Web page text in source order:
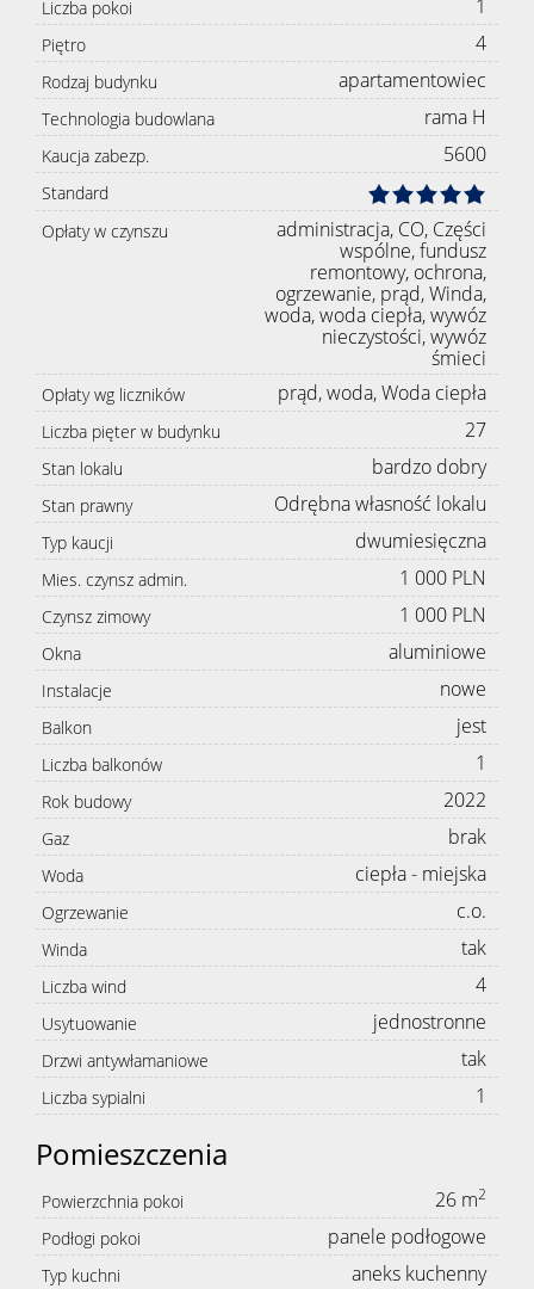
Liczba pokoi 1
Piętro 4
Rodzaj budynku apartamentowiec
Technologia budowlana rama H
Kaucja zabezp. 5600
Standard
Opłaty w czynszu
administracja, CO, Części
wspólne, fundusz
remontowy, ochrona,
ogrzewanie, prąd, Winda,
woda, woda ciepła, wywóz
nieczystości, wywóz
śmieci
Opłaty wg liczników prąd, woda, Woda ciepła
Liczba pięter w budynku 27
Stan lokalu bardzo dobry
Stan prawny Odrębna własność lokalu
Typ kaucji dwumiesięczna
Mies. czynsz admin. 1 000 PLN
Czynsz zimowy 1 000 PLN
Okna aluminiowe
Instalacje nowe
Balkon jest
Liczba balkonów 1
Rok budowy 2022
Gaz brak
Woda ciepła - miejska
Ogrzewanie c.o.
Winda tak
Liczba wind 4
Usytuowanie jednostronne
Drzwi antywłamaniowe tak
Liczba sypialni 1
Pomieszczenia
Powierzchnia pokoi 26 m2
Podłogi pokoi panele podłogowe
Typ kuchni aneks kuchenny